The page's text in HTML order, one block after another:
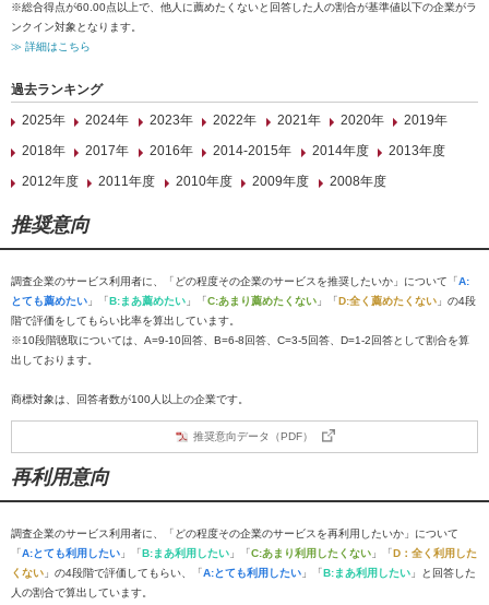
※総合得点が60.00点以上で、他人に薦めたくないと回答した人の割合が基準値以下の企業がラ
ンクイン対象となります。
≫ 詳細はこちら
過去ランキング
2025年
2024年 2023年 2022年 2021年 2020年
2019年
2018年
2017年 2016年 2014-2015年 2014年度
2013年度
2012年度
2011年度 2010年度 2009年度 2008年度
推奨意向
調査企業のサービス利用者に、「どの程度その企業のサービスを推奨したいか」について「A:
とても薦めたい 」「B:まあ薦めたい 」「C:あまり薦めたくない 」「D:全く薦めたくない 」の4段
階で評価をしてもらい比率を算出しています。
※10段階聴取については、A=9-10回答、B=6-8回答、C=3-5回答、D=1-2回答として割合を算
出しております。
商標対象は、回答者数が100人以上の企業です。
推奨意向データ（PDF）
再利用意向
調査企業のサービス利用者に、「どの程度その企業のサービスを再利用したいか」について
「A:とても利用したい 」「B:まあ利用したい 」「C:あまり利用したくない 」「D：全く利用した
くない 」の4段階で評価してもらい、「A:とても利用したい 」「B:まあ利用したい 」と回答した
人の割合で算出しています。